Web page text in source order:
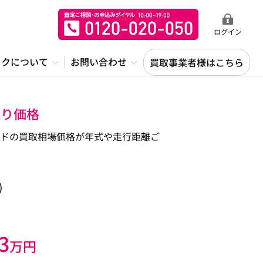
ログイン
について お問い合わせ 買取事業者様はこちら
価格
買取相場価格が年式や走行距離ご
万円